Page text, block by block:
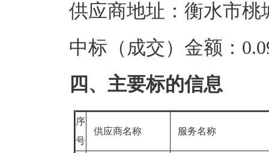
供应商地址：衡水市桃
中标（成交）金额：
四、主要标的信息
序
号
供应商名称 服务名称